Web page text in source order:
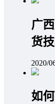
广
货
2020/
如